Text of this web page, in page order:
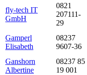
fly-tech IT
GmbH
0821
207111-
29
Gamperl
Elisabeth
08237
9607-36
Ganshorn
Albertine
08237 85
19 001